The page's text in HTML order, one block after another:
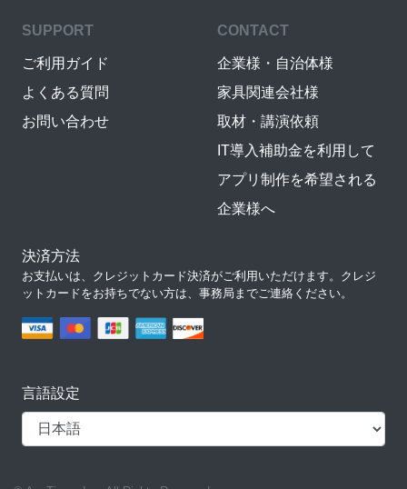
SUPPORT
ご利用ガイド
よくある質問
お問い合わせ
CONTACT
企業様・自治体様
家具関連会社様
取材・講演依頼
IT導入補助金を利用して
アプリ制作を希望される
企業様へ
決済方法
お支払いは、クレジットカード決済がご利用いただけます。クレジ
ットカードをお持ちでない方は、事務局までご連絡ください。
言語設定